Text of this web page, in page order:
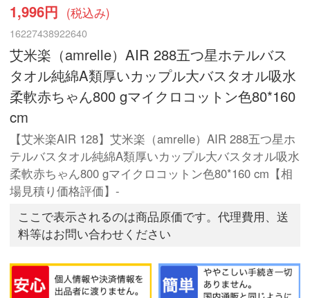
1,996円 (税込み)
16227438922640
艾米楽（amrelle）AIR 288五つ星ホテルバス
タオル純綿A類厚いカップル大バスタオル吸水
柔軟赤ちゃん800 gマイクロコットン色80*160
cm
【艾米楽AIR 128】艾米楽（amrelle）AIR 288五つ星ホ
テルバスタオル純綿A類厚いカップル大バスタオル吸水
柔軟赤ちゃん800 gマイクロコットン色80*160 cm【相
場見積り価格評価】-
ここで表示されるのは商品原価です。代理費用、送
料等はお問い合わせください